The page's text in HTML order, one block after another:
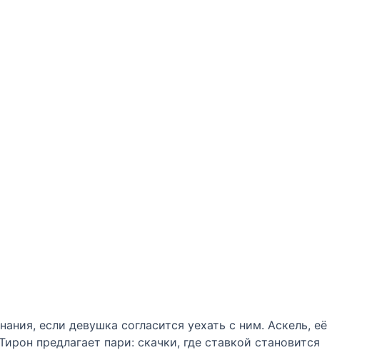
если девушка согласится уехать с ним. Аскель, её
предлагает пари: скачки, где ставкой становится